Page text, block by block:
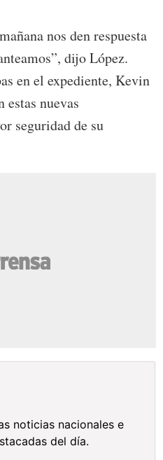
nos den respuesta
dijo López.
en el expediente, Kevin
nuevas
seguridad de su
noticias nacionales e
del día.